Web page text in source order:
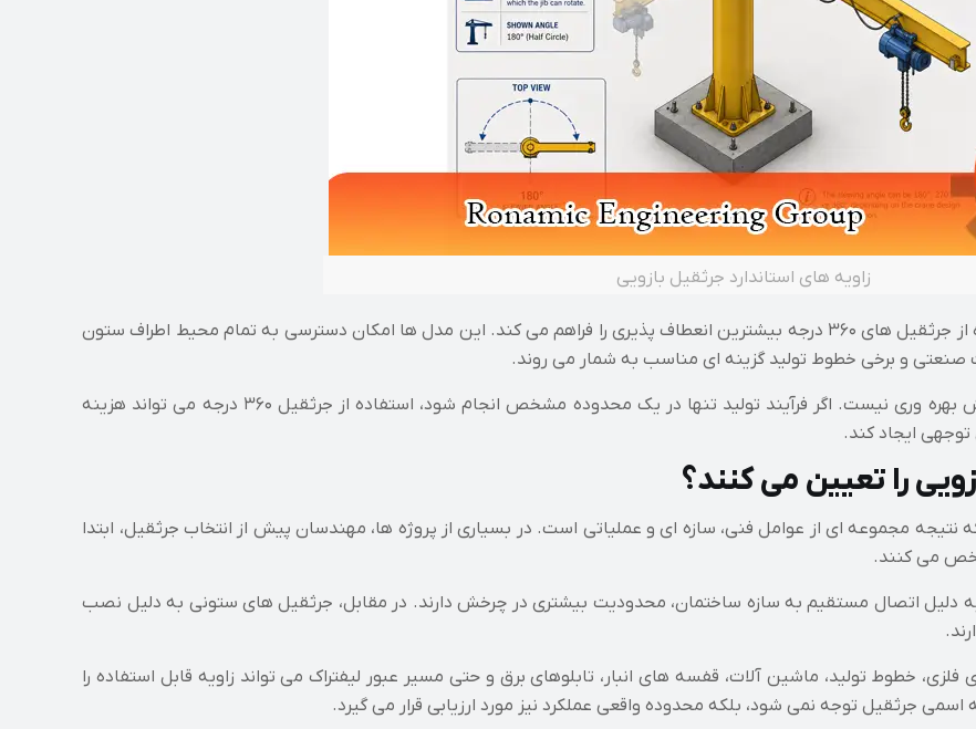
زاویه های استاندارد جرثقیل بازویی
در پروژه هایی که فضای باز و بدون مانع وجود دارد، استفاده از جرثقیل های ۳۶۰ درجه بیشترین انعطاف پذیری را فراهم می کند. این مدل ها امکان دسترسی به تمام محیط اطراف ستون
صنعتی و برخی خطوط تولید گزینه ای مناسب به شمار می روند.
با وجود این، افزایش زاویه چرخش همیشه به معنای افزایش بهره وری نیست. اگر فرآیند تولید تنها در یک محدوده مشخص انجام شود، استفاده از جرثقیل ۳۶۰ درجه می تواند هزینه
ایجاد کند.
را تعیین می کنند؟
مجموعه ای از عوامل فنی، سازه ای و عملیاتی است. در بسیاری از پروژه ها، مهندسان پیش از انتخاب جرثقیل، ابتدا
می کنند.
دلیل اتصال مستقیم به سازه ساختمان، محدودیت بیشتری در چرخش دارند. در مقابل، جرثقیل های ستونی به دلیل نصب
خطوط تولید، ماشین آلات، قفسه های انبار، تابلوهای برق و حتی مسیر عبور لیفتراک می تواند زاویه قابل استفاده را
جرثقیل توجه نمی شود، بلکه محدوده واقعی عملکرد نیز مورد ارزیابی قرار می گیرد.